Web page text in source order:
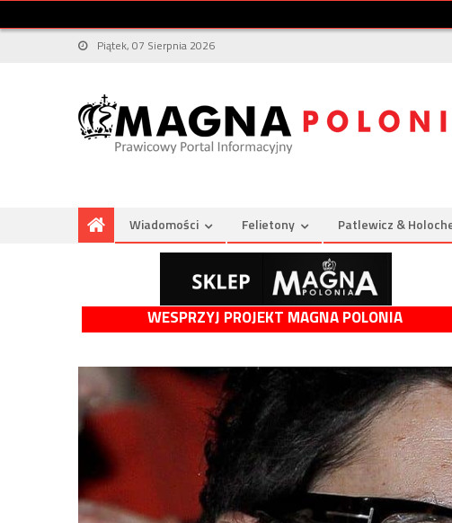
Piątek, 07 Sierpnia 2026
Wiadomości Felietony Patlewicz &
WESPRZYJ PROJEKT MAGNA POLONIA